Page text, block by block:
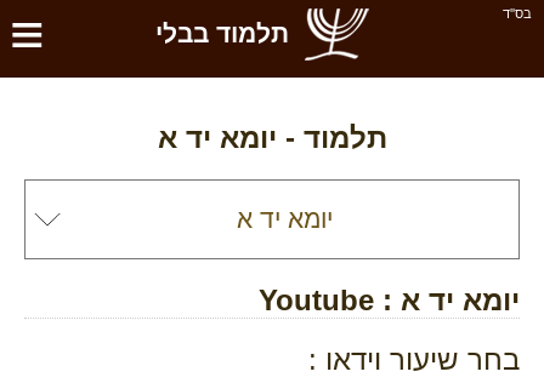
בס''ד ≡ תלמוד בבלי
תלמוד - יומא יד א
יומא יד א : Youtube
בחר שיעור וידאו :